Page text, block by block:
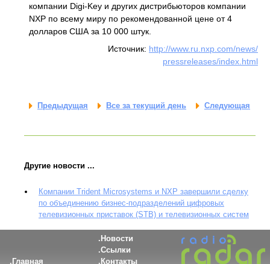
компании Digi-Key и других дистрибьюторов компании
NXP по всему миру по рекомендованной цене от 4
долларов США за 10 000 штук.
Источник: http://www.ru.nxp.com/news/
pressreleases/index.html
Предыдущая Все за текущий день Следующая
Другие новости ...
Компании Trident Microsystems и NXP завершили сделку
по объединению бизнес-подразделений цифровых
телевизионных приставок (STB) и телевизионных систем
Главная
Новости
Ссылки
Контакты